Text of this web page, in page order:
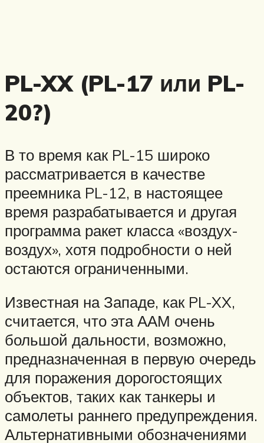
PL-XX (PL-17 или PL-
20?)
В то время как PL-15 широко
рассматривается в качестве
преемника PL-12, в настоящее
время разрабатывается и другая
программа ракет класса «воздух-
воздух», хотя подробности о ней
остаются ограниченными.
Известная на Западе, как PL-XX,
считается, что эта ААМ очень
большой дальности, возможно,
предназначенная в первую очередь
для поражения дорогостоящих
объектов, таких как танкеры и
самолеты раннего предупреждения.
Альтернативными обозначениями